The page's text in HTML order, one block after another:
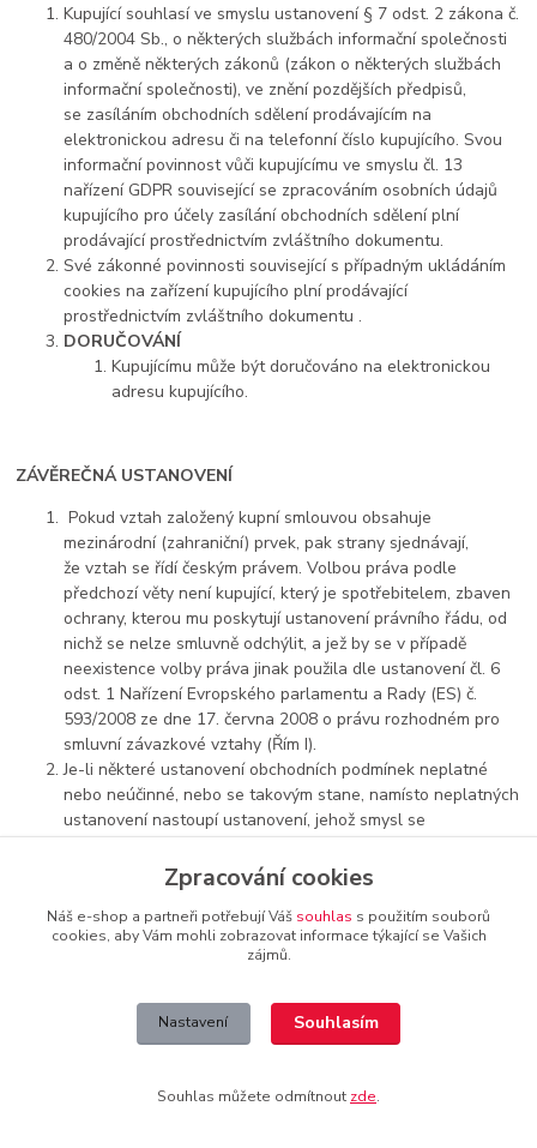
Kupující souhlasí ve smyslu ustanovení § 7 odst. 2 zákona č.
480/2004 Sb., o některých službách informační společnosti
a o změně některých zákonů (zákon o některých službách
informační společnosti), ve znění pozdějších předpisů,
se zasíláním obchodních sdělení prodávajícím na
elektronickou adresu či na telefonní číslo kupujícího. Svou
informační povinnost vůči kupujícímu ve smyslu čl. 13
nařízení GDPR související se zpracováním osobních údajů
kupujícího pro účely zasílání obchodních sdělení plní
prodávající prostřednictvím zvláštního dokumentu.
Své zákonné povinnosti související s případným ukládáním
cookies na zařízení kupujícího plní prodávající
prostřednictvím zvláštního dokumentu .
DORUČOVÁNÍ
Kupujícímu může být doručováno na elektronickou
adresu kupujícího.
ZÁVĚREČNÁ USTANOVENÍ
Pokud vztah založený kupní smlouvou obsahuje
mezinárodní (zahraniční) prvek, pak strany sjednávají,
že vztah se řídí českým právem. Volbou práva podle
předchozí věty není kupující, který je spotřebitelem, zbaven
ochrany, kterou mu poskytují ustanovení právního řádu, od
nichž se nelze smluvně odchýlit, a jež by se v případě
neexistence volby práva jinak použila dle ustanovení čl. 6
odst. 1 Nařízení Evropského parlamentu a Rady (ES) č.
593/2008 ze dne 17. června 2008 o právu rozhodném pro
smluvní závazkové vztahy (Řím I).
Je-li některé ustanovení obchodních podmínek neplatné
nebo neúčinné, nebo se takovým stane, namísto neplatných
ustanovení nastoupí ustanovení, jehož smysl se
neplatnému ustanovení co nejvíce přibližuje. Neplatností
nebo neúčinností jednoho ustanovení není dotčena platnost
ostatních ustanovení.
Kupní smlouva včetně obchodních podmínek je archivována
prodávajícím v elektronické podobě a není přístupná.
Kontaktní údaje prodávajícího:
Česká republika, email.: horizontrading@email.cz, tel.:
Zpracování cookies
Náš e-shop a partneři potřebují Váš souhlas s použitím souborů
cookies, aby Vám mohli zobrazovat informace týkající se Vašich
zájmů.
Nastavení Souhlasím
Souhlas můžete odmítnout zde.